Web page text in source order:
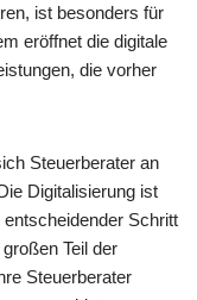
ist besonders für
eröffnet die digitale
die vorher
Steuerberater an
Digitalisierung ist
Schritt
Teil der
Steuerberater